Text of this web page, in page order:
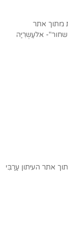
מתוך אתר
אלעַשְרִיַה
אתר העיתון עַרַבִּי